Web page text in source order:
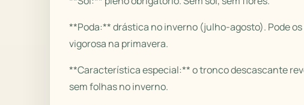
**Poda:** drástica no inverno (julho-agosto). Pode
vigorosa na primavera.
**Característica especial:** o tronco descascante
sem folhas no inverno.